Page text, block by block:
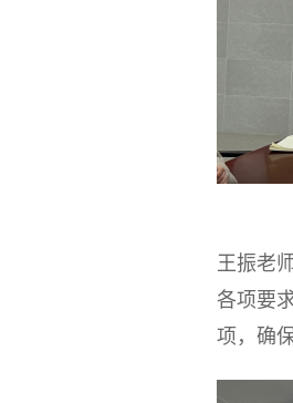
王振老
各项要
项，确